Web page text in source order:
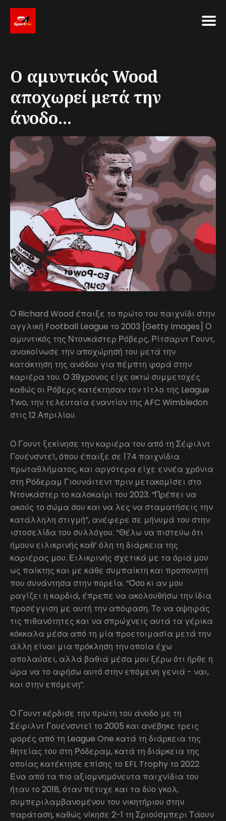
Blog
Ο αμυντικός Wood
αποχωρεί μετά την
άνοδο...
Ο Richard Wood έπαιξε το πρώτο του παιχνίδι στην
αγγλική Football League το 2003 [Getty Images] Ο
αμυντικός της Ντονκάστερ Ρόβερς, Ρίτσαρντ Γουντ,
ανακοίνωσε την αποχώρησή του μετά την
κατάκτηση της ανόδου για πέμπτη φορά στην
καριέρα του. Ο 39χρονος είχε οκτώ συμμετοχές
καθώς οι Ρόβερς κατέκτησαν τον τίτλο της League
Two, την τελευταία εναντίον της AFC Wimbledon
στις 12 Απριλίου.
Ο Γουντ ξεκίνησε την καριέρα του από τη Σέφιλντ
Γουένσντεϊ, όπου έπαιξε σε 174 παιχνίδια
πρωταθλήματος, και αργότερα είχε εννέα χρόνια
στη Ρόδεραμ Γιουνάιτεντ πριν μετακομίσει στο
Ντονκάστερ το καλοκαίρι του 2023. “Πρέπει να
ακούς το σώμα σου και να λες να σταματήσεις την
κατάλληλη στιγμή”, ανέφερε σε μήνυμά του στην
ιστοσελίδα του συλλόγου. “Θέλω να πιστεύω ότι
ήμουν ειλικρινής καθ’ όλη τη διάρκεια της
καριέρας μου. Ειλικρινής σχετικά με τα όριά μου
ως παίκτης και με κάθε συμπαίκτη και προπονητή
που συνάντησα στην πορεία. “Όσο κι αν μου
ραγίζει η καρδιά, έπρεπε να ακολουθήσω την ίδια
προσέγγιση με αυτή την απόφαση. Το να αψηφάς
τις πιθανότητες και να σπρώχνεις αυτά τα γέρικα
κόκκαλα μέσα από τη μία προετοιμασία μετά την
άλλη είναι μια πρόκληση την οποία έχω
απολαύσει, αλλά βαθιά μέσα μου ξέρω ότι ήρθε η
ώρα να το αφήσω αυτό στην επόμενη γενιά - ναι,
και στην επόμενη”.
Ο Γουντ κέρδισε την πρώτη του άνοδο με τη
Σέφιλντ Γουένσντεϊ το 2005 και ανέβηκε τρεις
φορές από τη League One κατά τη διάρκεια της
θητείας του στη Ρόδεραμ, κατά τη διάρκεια της
οποίας κατέκτησε επίσης το EFL Trophy το 2022.
Ένα από τα πιο αξιομνημόνευτα παιχνίδια του
ήταν το 2018, όταν πέτυχε και τα δύο γκολ,
συμπεριλαμβανομένου του νικητήριου στην
παράταση, καθώς νίκησε 2-1 τη Σριούσμπερι Τάουν